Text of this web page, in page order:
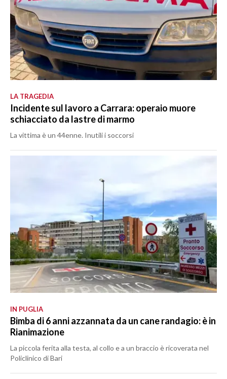
LA TRAGEDIA
Incidente sul lavoro a Carrara: operaio muore
schiacciato da lastre di marmo
La vittima è un 44enne. Inutili i soccorsi
IN PUGLIA
Bimba di 6 anni azzannata da un cane randagio: è in
Rianimazione
La piccola ferita alla testa, al collo e a un braccio è ricoverata nel
Policlinico di Bari